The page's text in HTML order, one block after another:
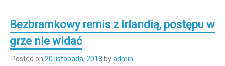
Bezbramkowy remis z Irlandią, postępu w
grze nie widać
Posted on 20 listopada, 2013 byadmin